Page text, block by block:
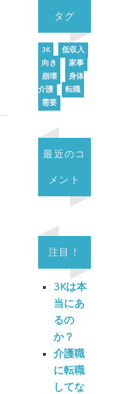
タグ
3K
低収入
向き
家事
崩壊
身体
介護
転職
需要
最近のコ
メント
注目！
3Kは本
当にあ
るの
か？
介護職
に転職
してな